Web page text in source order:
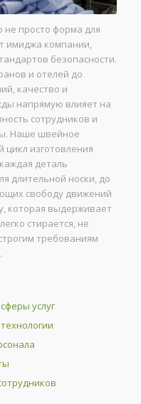
не просто форма для
имиджа компании,
безопасности.
и отелей до
качество и
напрямую влияет на
сотрудников и
Наше швейное
цикл изготовления
деталь
длительной носки, до
свободу движений
которая выдерживает
стирается, не
требованиям
услуг